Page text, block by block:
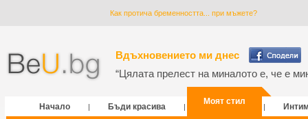
Как протича бременността... при мъжете?
Вдъхновението ми днес
“Цялата прелест на миналото е, че е
Начало | Бъди красива |
Моят стил
|